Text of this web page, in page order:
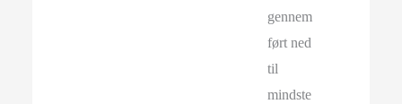
gennem
ført ned
til
mindste